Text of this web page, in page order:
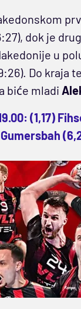
dok je
u
Do kraja
biće mladi
(1,17)
Gumersbah